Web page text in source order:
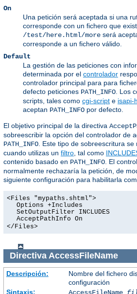
On
Una petición será aceptada si una
corresponde con un fichero que
/test/here.html/more será
corresponde a un fichero válido.
Default
La gestión de las peticiones con
determinada por el controlador
controlador principal para para
defecto peticiones PATH_INFO . Los
scripts, tales como cgi-script e isapi-
aceptan PATH_INFO por defecto.
El objetivo principal de la directiva
sobreescribir la opción del controlador de
PATH_INFO . Este tipo de sobreescritura
cuando utilizas un filtro , tal como
contenido basado en PATH_INFO . El
normalmente rechazaría la petición, de
siguiente configuración para habilitarla
<Files "mypaths.shtml">
Options +Includes
SetOutputFilter INCLUDES
AcceptPathInfo On
</Files>
Directiva AccessFileName
Descripción:
Nombre del fichero
configuración
Sintaxis:
AccessFileName